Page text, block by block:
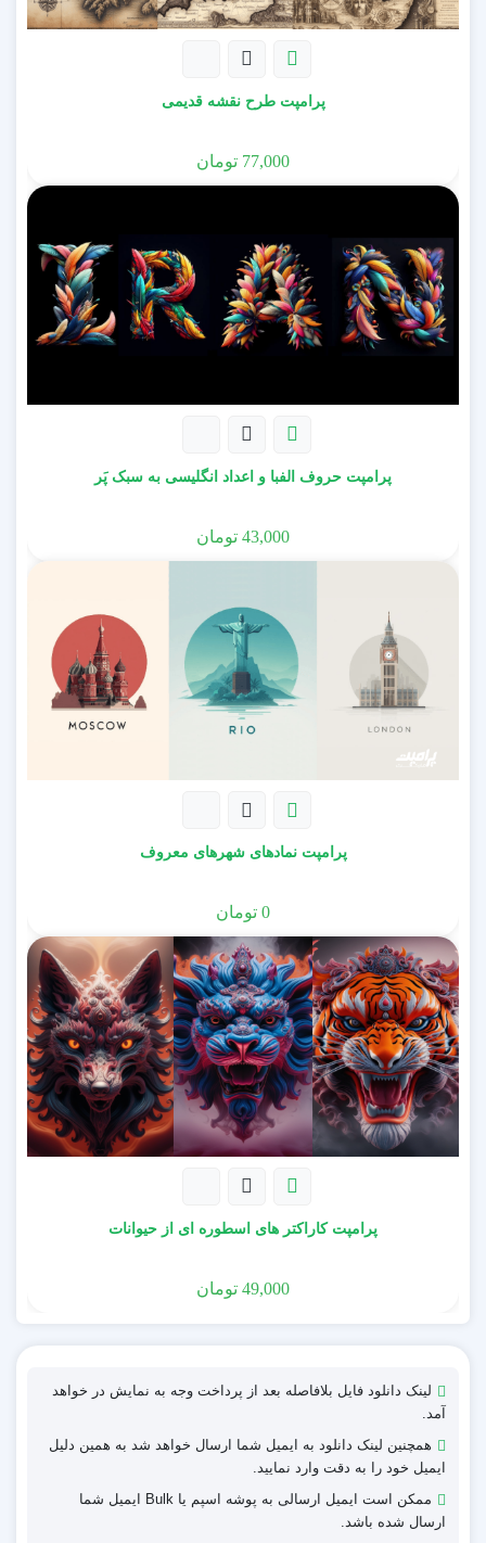
پرامپت طرح نقشه قدیمی
77,000 تومان
پرامپت حروف الفبا و اعداد انگلیسی به سبک پَر
43,000 تومان
پرامپت نمادهای شهرهای معروف
0 تومان
پرامپت کاراکتر های اسطوره ای از حیوانات
49,000 تومان
لینک دانلود فایل بلافاصله بعد از پرداخت وجه به نمایش در خواهد
آمد.
همچنین لینک دانلود به ایمیل شما ارسال خواهد شد به همین دلیل
ایمیل خود را به دقت وارد نمایید.
ممکن است ایمیل ارسالی به پوشه اسپم یا Bulk ایمیل شما
ارسال شده باشد.